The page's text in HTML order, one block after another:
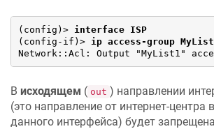
(config)> interface ISP
(config-if)> ip access-group
Network::Acl: Output "MyList1"
В исходящем ( out ) направлении
(это направление от интернет-центра
данного интерфейса) будет